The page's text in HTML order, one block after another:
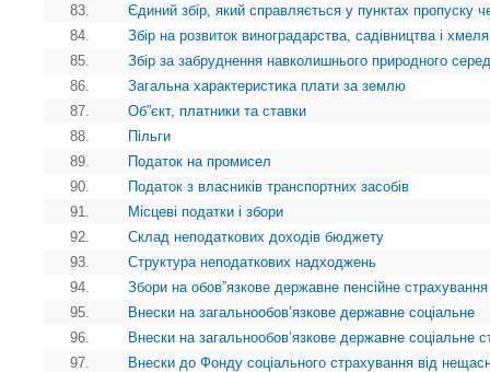
83.
Єдиний збір, який справляється у пунктах пропуску
84.
Збір на розвиток виноградарства, садівництва і
85.
Збір за забруднення навколишнього природного
86.
Загальна характеристика плати за землю
87.
Об”єкт, платники та ставки
88.
Пільги
89.
Податок на промисел
90.
Податок з власників транспортних засобів
91.
Місцеві податки і збори
92.
Склад неподаткових доходів бюджету
93.
Структура неподаткових надходжень
94.
Збори на обов”язкове державне пенсійне страхування
95.
Внески на загальнообов’язкове державне соціальне
96.
Внески на загальнообов’язкове державне соціальне
97.
Внески до Фонду соціального страхування від